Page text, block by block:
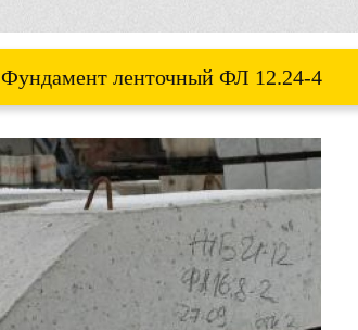
Фундамент ленточный ФЛ 12.24-4